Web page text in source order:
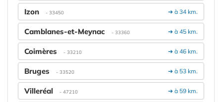
➔ à 34 km.
Izon - 33450
➔ à 45 km.
Camblanes-et-Meynac - 33360
➔ à 46 km.
Coimères - 33210
➔ à 53 km.
Bruges - 33520
➔ à 59 km.
Villeréal - 47210